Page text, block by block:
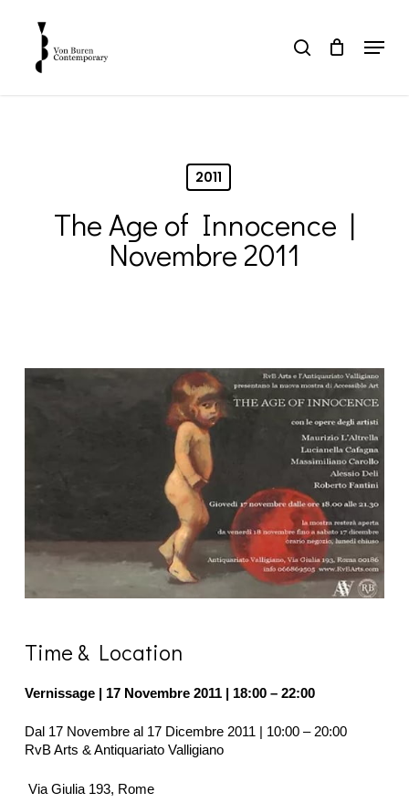
content
search Menu
2011
The Age of Innocence |
Novembre 2011
Time & Location
Vernissage | 17 Novembre 2011 | 18:00 – 22:00
Dal 17 Novembre al 17 Dicembre 2011 | 10:00 – 20:00
RvB Arts & Antiquariato Valligiano
Via Giulia 193, Rome
Close